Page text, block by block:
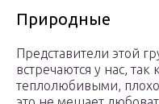
Природные
Представители этой
встречаются у нас, так
теплолюбивыми,